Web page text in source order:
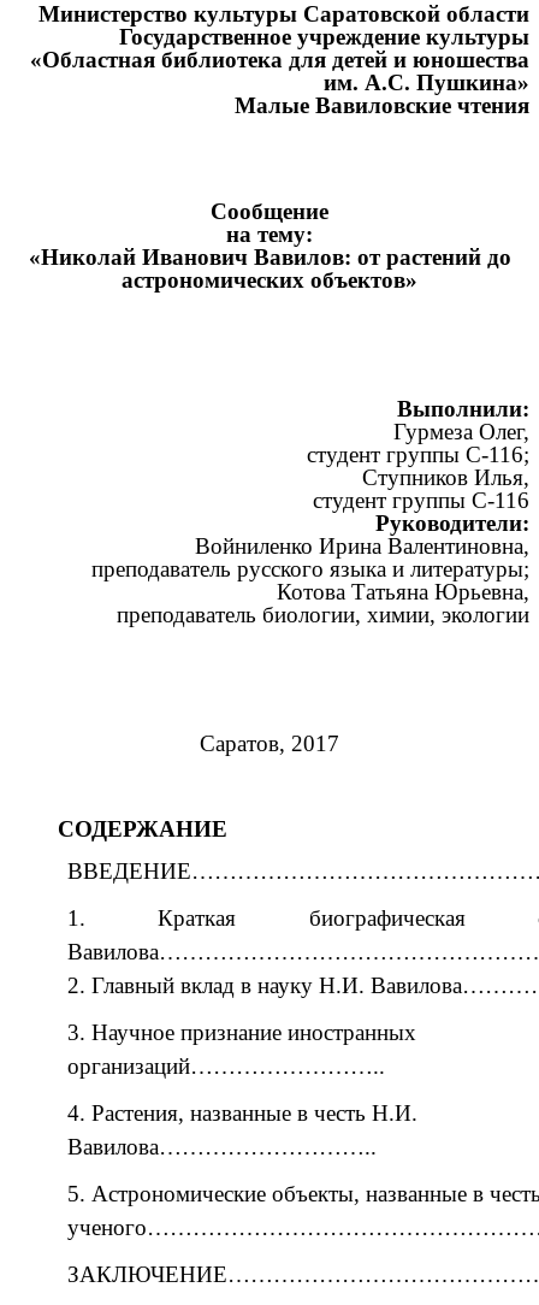
Министерство культуры Саратовской области
Государственное учреждение культуры
«Областная библиотека для детей и юношества
им. А.С. Пушкина»
Малые Вавиловские чтения
Сообщение
на тему:
«Николай Иванович Вавилов: от растений до
астрономических объектов»
Выполнили:
Гурмеза Олег,
студент группы С-116;
Ступников Илья,
студент группы С-116
Руководители:
Войниленко Ирина Валентиновна,
преподаватель русского языка и литературы;
Котова Татьяна Юрьевна,
преподаватель биологии, химии, экологии
Саратов, 2017
СОДЕРЖАНИЕ
1. Краткая биографическая
2. Главный вклад в науку Н.И.
3. Научное признание иностранных
организаций……………………..
4. Растения, названные в честь Н.И.
Вавилова………………………..
5. Астрономические объекты, названные в